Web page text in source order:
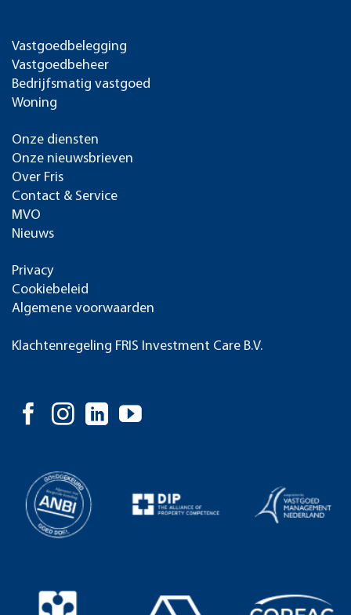
Vastgoedbelegging
Vastgoedbeheer
Bedrijfsmatig vastgoed
Woning
Onze diensten
Onze nieuwsbrieven
Over Fris
Contact & Service
MVO
Nieuws
Privacy
Cookiebeleid
Algemene voorwaarden
Klachtenregeling FRIS Investment Care B.V.